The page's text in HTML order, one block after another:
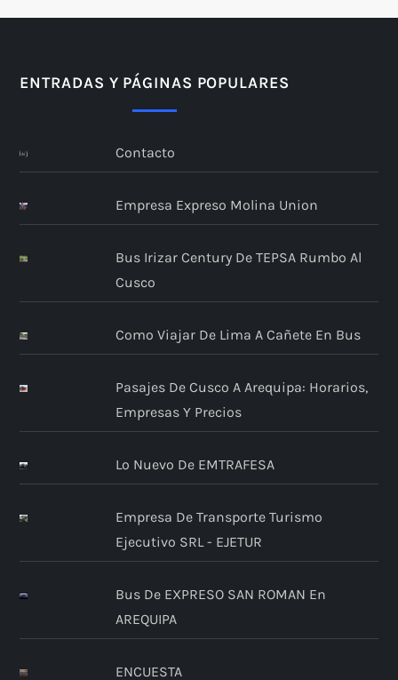
ENTRADAS Y PÁGINAS POPULARES
Contacto
Empresa Expreso Molina Union
Bus Irizar Century De TEPSA Rumbo Al
Cusco
Como Viajar De Lima A Cañete En Bus
Pasajes De Cusco A Arequipa: Horarios,
Empresas Y Precios
Lo Nuevo De EMTRAFESA
Empresa De Transporte Turismo
Ejecutivo SRL - EJETUR
Bus De EXPRESO SAN ROMAN En
AREQUIPA
ENCUESTA